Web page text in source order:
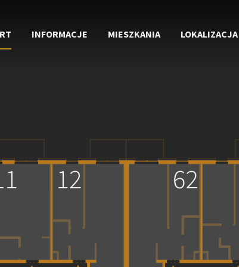
INFORMACJE MIESZKANIA LOKALIZACJA